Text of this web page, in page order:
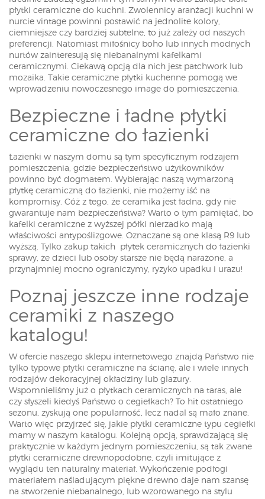
płytki ceramiczne do kuchni. Zwolennicy aranżacji kuchni w
nurcie vintage powinni postawić na jednolite kolory,
ciemniejsze czy bardziej subtelne, to już zależy od naszych
preferencji. Natomiast miłośnicy boho lub innych modnych
nurtów zainteresują się niebanalnymi kafelkami
ceramicznymi. Ciekawą opcją dla nich jest patchwork lub
mozaika. Takie ceramiczne płytki kuchenne pomogą we
wprowadzeniu nowoczesnego image do pomieszczenia.
Bezpieczne i ładne płytki
ceramiczne do łazienki
Łazienki w naszym domu są tym specyficznym rodzajem
pomieszczenia, gdzie bezpieczeństwo użytkowników
powinno być dogmatem. Wybierając naszą wymarzoną
płytkę ceramiczną do łazienki, nie możemy iść na
kompromisy. Cóż z tego, że ceramika jest ładna, gdy nie
gwarantuje nam bezpieczeństwa? Warto o tym pamiętać, bo
kafelki ceramiczne z wyższej półki nierzadko mają
właściwości antypoślizgowe. Oznaczane są one klasą R9 lub
wyższą. Tylko zakup takich płytek ceramicznych do łazienki
sprawy, że dzieci lub osoby starsze nie będą narażone, a
przynajmniej mocno ograniczymy, ryzyko upadku i urazu!
Poznaj jeszcze inne rodzaje
ceramiki z naszego
katalogu!
W ofercie naszego sklepu internetowego znajdą Państwo nie
tylko typowe płytki ceramiczne na ścianę, ale i wiele innych
rodzajów dekoracyjnej okładziny lub glazury.
Wspomnieliśmy już o płytkach ceramicznych na taras, ale
czy słyszeli kiedyś Państwo o cegiełkach? To hit ostatniego
sezonu, zyskują one popularność, lecz nadal są mało znane.
Warto więc przyjrzeć się, jakie płytki ceramiczne typu cegiełki
mamy w naszym katalogu. Kolejną opcją, sprawdzającą się
praktycznie w każdym jednym pomieszczeniu, są tak zwane
płytki ceramiczne drewnopodobne, czyli imitujące z
wyglądu ten naturalny materiał. Wykończenie podłogi
materiałem naśladującym piękne drewno daje nam szansę
na stworzenie niebanalnego, lub wzorowanego na stylu